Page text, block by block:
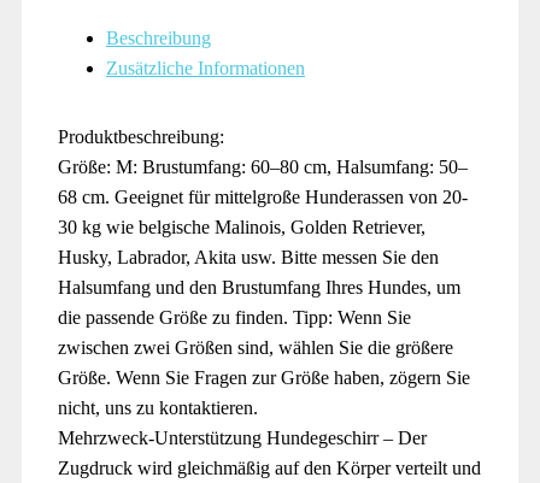
Beschreibung
Zusätzliche Informationen
Produktbeschreibung:
Größe: M: Brustumfang: 60–80 cm, Halsumfang: 50–
68 cm. Geeignet für mittelgroße Hunderassen von 20-
30 kg wie belgische Malinois, Golden Retriever,
Husky, Labrador, Akita usw. Bitte messen Sie den
Halsumfang und den Brustumfang Ihres Hundes, um
die passende Größe zu finden. Tipp: Wenn Sie
zwischen zwei Größen sind, wählen Sie die größere
Größe. Wenn Sie Fragen zur Größe haben, zögern Sie
nicht, uns zu kontaktieren.
Mehrzweck-Unterstützung Hundegeschirr – Der
Zugdruck wird gleichmäßig auf den Körper verteilt und